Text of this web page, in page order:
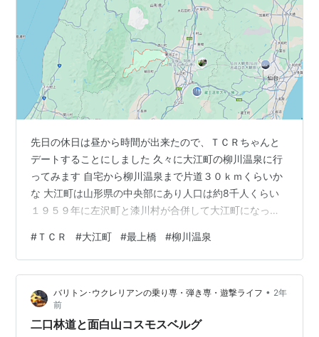
先日の休日は昼から時間が出来たので、ＴＣＲちゃんと
デートすることにしました 久々に大江町の柳川温泉に行
ってみます 自宅から柳川温泉まで片道３０ｋｍくらいか
な 大江町は山形県の中央部にあり人口は約8千人くらい
１９５９年に左沢町と漆川村が合併して大江町になった
継地として栄えたらしいです また、ＪＲ左沢（あてらざ
わ）線の終着駅がある町です この地がＮＨＫ「おしん」
の出生設定地になっているのかな おしんが舟に乗せられ
故郷を離れますがその川が最上川で、乗船場がここ大江
町だったはず もう少し上流に行くとロケ地が残っていた
と思います その最上川に掛かる「…
#ＴＣＲ #大江町 #最上橋 #柳川温泉
バリトン･ウクレリアンの乗り専・弾き専・遊撃ライフ • 2年
前
二口林道と面白山コスモスベルグ